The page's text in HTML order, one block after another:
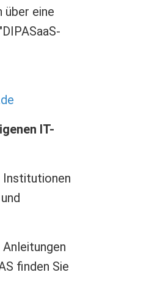
über eine
IT-
Institutionen
finden Sie